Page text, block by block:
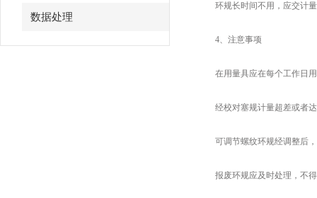
数据处理
环规长时间不用，应交计量管
4、注意事项
在用量具应在每个工作日用校
经校对塞规计量超差或者达到计
可调节螺纹环规经调整后，
报废环规应及时处理，不得